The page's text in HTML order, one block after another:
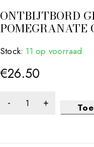
ONTBIJTBORD
POMEGRANATE
Stock: 11 op voorraad
€26.50